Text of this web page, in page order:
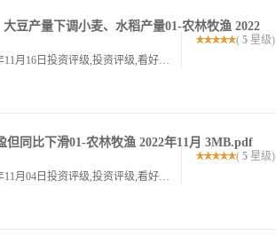
豆产量下调小麦、水稻产量01-农林牧渔 2022
农林牧渔农林牧渔请务必参阅正文后面的信息披露和法律声明113农林牧渔农林牧渔2023年11月16日投资评级,投资评级,看好看好,维持维持,行业走势图行业走势图数据来源,聚源肉鸡需求回落价格下行,静待年.
( 5 星级)
同比下滑01-农林牧渔 2022年11月 3MB.pdf
农林牧渔农林牧渔请务必参阅正文后面的信息披露和法律声明117农林牧渔农林牧渔2023年11月04日投资评级,投资评级,看好看好,维持维持,行业走势图行业走势图数据来源,聚源母猪加速淘汰强化去化逻辑,关.
( 5 星级)